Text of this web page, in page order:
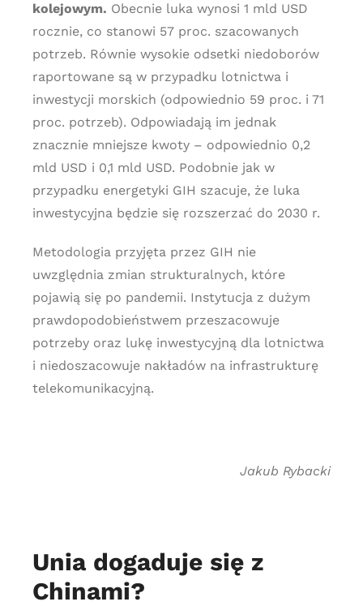
kolejowym. Obecnie luka wynosi 1 mld USD
rocznie, co stanowi 57 proc. szacowanych
potrzeb. Równie wysokie odsetki niedoborów
raportowane są w przypadku lotnictwa i
inwestycji morskich (odpowiednio 59 proc. i 71
proc. potrzeb). Odpowiadają im jednak
znacznie mniejsze kwoty – odpowiednio 0,2
mld USD i 0,1 mld USD. Podobnie jak w
przypadku energetyki GIH szacuje, że luka
inwestycyjna będzie się rozszerzać do 2030 r.
Metodologia przyjęta przez GIH nie
uwzględnia zmian strukturalnych, które
pojawią się po pandemii. Instytucja z dużym
prawdopodobieństwem przeszacowuje
potrzeby oraz lukę inwestycyjną dla lotnictwa
i niedoszacowuje nakładów na infrastrukturę
telekomunikacyjną.
Jakub Rybacki
Unia dogaduje się z
Chinami?